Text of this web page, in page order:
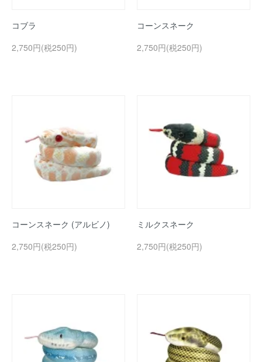
コブラ
2,750円(税250円)
コーンスネーク
2,750円(税250円)
コーンスネーク (アルビノ)
2,750円(税250円)
ミルクスネーク
2,750円(税250円)